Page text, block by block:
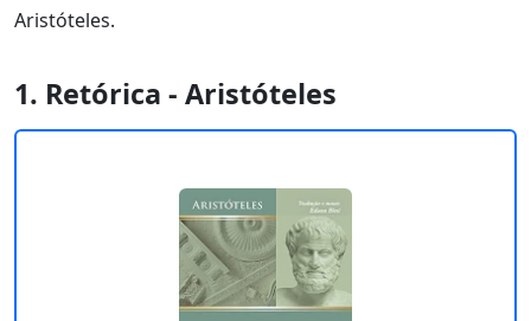
Aristóteles.
1. Retórica - Aristóteles